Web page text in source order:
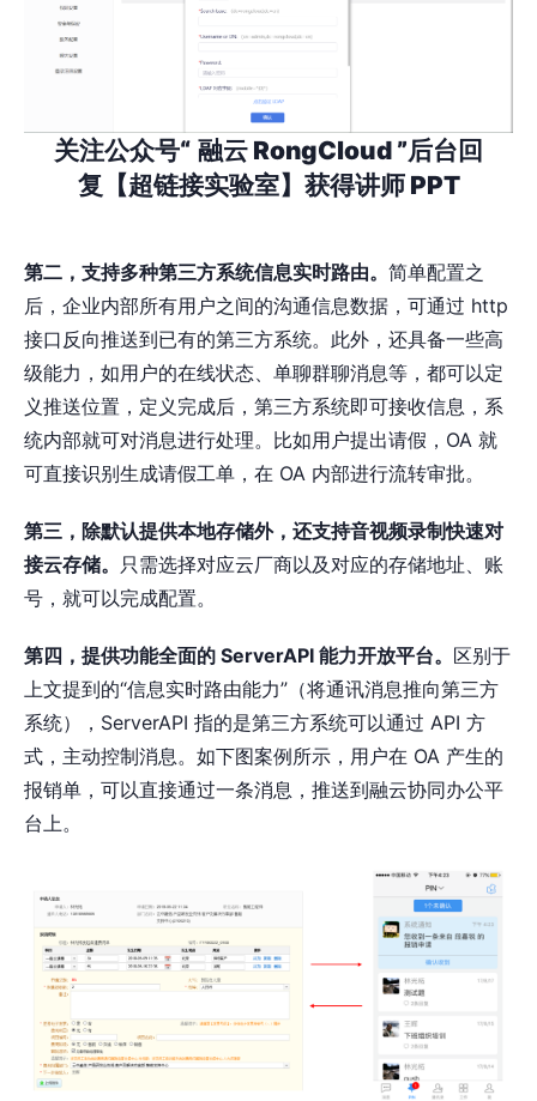
关注公众号“ 融云 RongCloud ”后台回
复【超链接实验室】获得讲师 PPT
第二，支持多种第三方系统信息实时路由。 简单配置之
后，企业内部所有用户之间的沟通信息数据，可通过 http
接口反向推送到已有的第三方系统。此外，还具备一些高
级能力，如用户的在线状态、单聊群聊消息等，都可以定
义推送位置，定义完成后，第三方系统即可接收信息，系
统内部就可对消息进行处理。比如用户提出请假，OA 就
可直接识别生成请假工单，在 OA 内部进行流转审批。
第三，除默认提供本地存储外，还支持音视频录制快速对
接云存储。
只需选择对应云厂商以及对应的存储地址、账
号，就可以完成配置。
第四，提供功能全面的 ServerAPI 能力开放平台。 区别于
上文提到的“信息实时路由能力”（将通讯消息推向第三方
系统），ServerAPI 指的是第三方系统可以通过 API 方
式，主动控制消息。如下图案例所示，用户在 OA 产生的
报销单，可以直接通过一条消息，推送到融云协同办公平
台上。